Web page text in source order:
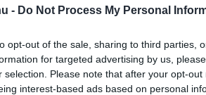
- Do Not Process My Personal
opt-out of the sale, sharing to third parties,
for targeted advertising by us,
selection. Please note that after your opt-
interest-based ads based on personal
egy eseményt Michael